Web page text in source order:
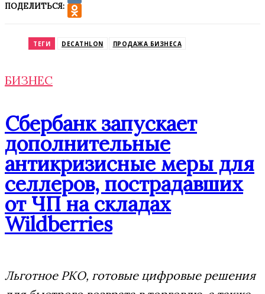
ПОДЕЛИТЬСЯ:
VK
ТЕГИ DECATHLON ПРОДАЖА БИЗНЕСА
БИЗНЕС
Сбербанк запускает
дополнительные
антикризисные меры для
селлеров, пострадавших
от ЧП на складах
Wildberries
Льготное РКО, готовые цифровые решения